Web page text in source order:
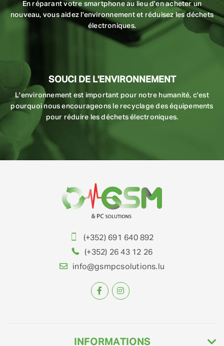
En réparant votre smartphone au lieu d'en acheter un
nouveau, vous aidez l'environnement et réduisez les déchets
électroniques.
SOUCI DE L'ENVIRONNEMENT
L'environnement est important pour notre humanité, c'est
pourquoi nous encourageons le recyclage des équipements
pour réduire les déchets électroniques.
(+352) 691 640 892
(+352) 26 43 12 26
info@gsmpcsolutions.lu
INFORMATIONS